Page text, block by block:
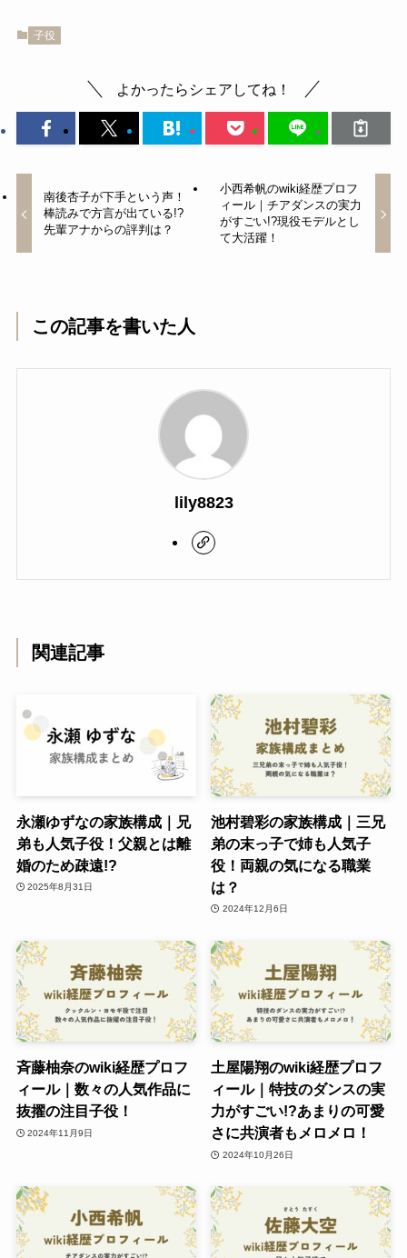
子役
よかったらシェアしてね！
南後杏子が下手という声！
棒読みで方言が出ている!?
先輩アナからの評判は？
小西希帆のwiki経歴プロフ
ィール｜チアダンスの実力
がすごい!?現役モデルとし
て大活躍！
この記事を書いた人
lily8823
関連記事
永瀬ゆずなの家族構成｜兄
弟も人気子役！父親とは離
婚のため疎遠!?
2025年8月31日
池村碧彩の家族構成｜三兄
弟の末っ子で姉も人気子
役！両親の気になる職業
は？
2024年12月6日
斉藤柚奈のwiki経歴プロフ
ィール｜数々の人気作品に
抜擢の注目子役！
2024年11月9日
土屋陽翔のwiki経歴プロフ
ィール｜特技のダンスの実
力がすごい!?あまりの可愛
さに共演者もメロメロ！
2024年10月26日